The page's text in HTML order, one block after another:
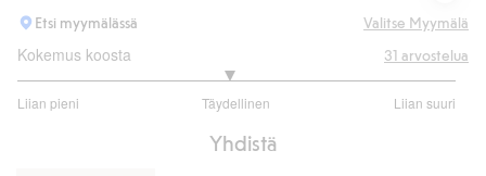
Etsi myymälässä
Valitse Myymälä
Kokemus koosta
Liian pieni Täydellinen Liian suuri
/
31 arvostelua
Yhdistä